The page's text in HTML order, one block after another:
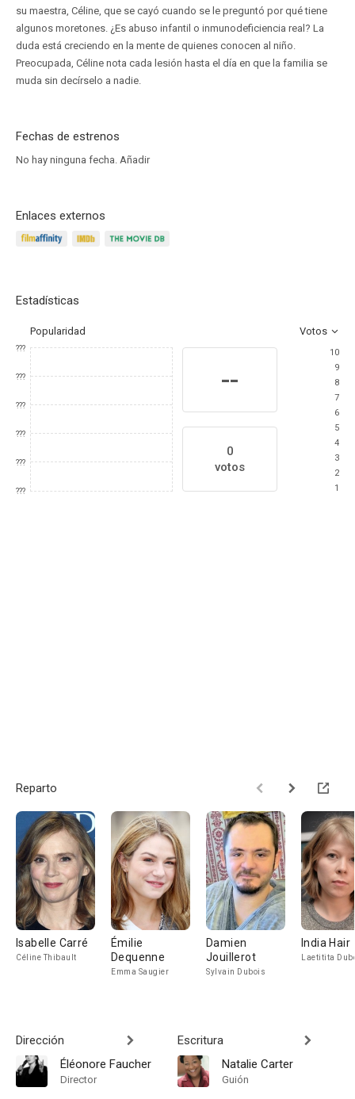
su maestra, Céline, que se cayó cuando se le preguntó por qué tiene
algunos moretones. ¿Es abuso infantil o inmunodeficiencia real? La
duda está creciendo en la mente de quienes conocen al niño.
Preocupada, Céline nota cada lesión hasta el día en que la familia se
muda sin decírselo a nadie.
Fechas de estrenos
No hay ninguna fecha. Añadir
Enlaces externos
Estadísticas
Popularidad Votos
???
???
???
???
???
???
--
0
votos
10
9
8
7
6
5
4
3
2
1
Reparto
Isabelle Carré
Céline Thibault
Émilie
Dequenne
Emma Saugier
Damien
Jouillerot
Sylvain Dubois
India Hair
Laetitita
Dirección
Éléonore Faucher
Director
Escritura
Natalie Carter
Guión